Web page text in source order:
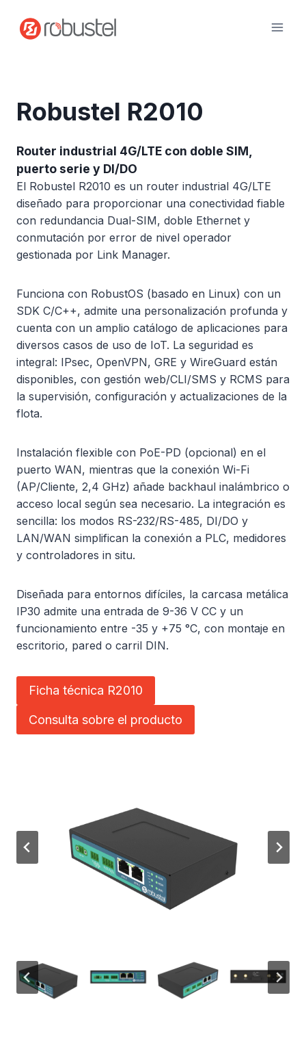
contenido
Robustel R2010
Router industrial 4G/LTE con doble SIM,
puerto serie y DI/DO
El Robustel R2010 es un router industrial 4G/LTE
diseñado para proporcionar una conectividad fiable
con redundancia Dual-SIM, doble Ethernet y
conmutación por error de nivel operador
gestionada por Link Manager.
Funciona con RobustOS (basado en Linux) con un
SDK C/C++, admite una personalización profunda y
cuenta con un amplio catálogo de aplicaciones para
diversos casos de uso de IoT. La seguridad es
integral: IPsec, OpenVPN, GRE y WireGuard están
disponibles, con gestión web/CLI/SMS y RCMS para
la supervisión, configuración y actualizaciones de la
flota.
Instalación flexible con PoE-PD (opcional) en el
puerto WAN, mientras que la conexión Wi-Fi
(AP/Cliente, 2,4 GHz) añade backhaul inalámbrico o
acceso local según sea necesario. La integración es
sencilla: los modos RS-232/RS-485, DI/DO y
LAN/WAN simplifican la conexión a PLC, medidores
y controladores in situ.
Diseñada para entornos difíciles, la carcasa metálica
IP30 admite una entrada de 9-36 V CC y un
funcionamiento entre -35 y +75 °C, con montaje en
escritorio, pared o carril DIN.
Ficha técnica R2010
Consulta sobre el producto